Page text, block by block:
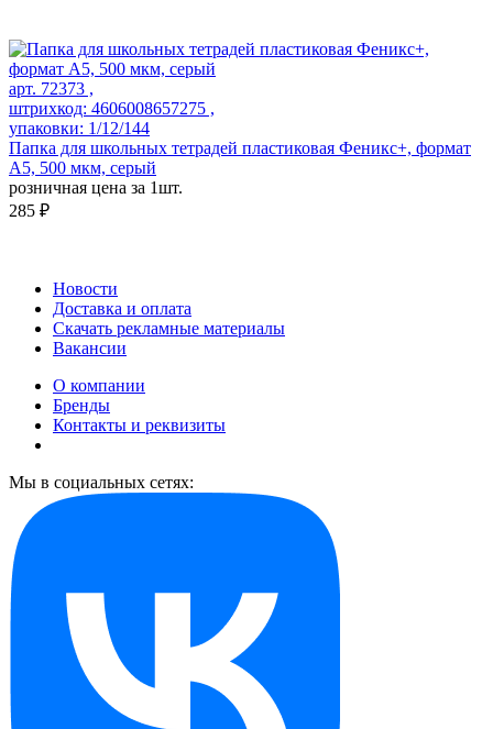
арт. 72373 ,
штрихкод: 4606008657275 ,
упаковки: 1/12/144
Папка для школьных тетрадей пластиковая Феникс+, формат
А5, 500 мкм, серый
розничная цена за 1шт.
285 ₽
Новости
Доставка и оплата
Скачать рекламные материалы
Вакансии
О компании
Бренды
Контакты и реквизиты
Мы в социальных сетях: